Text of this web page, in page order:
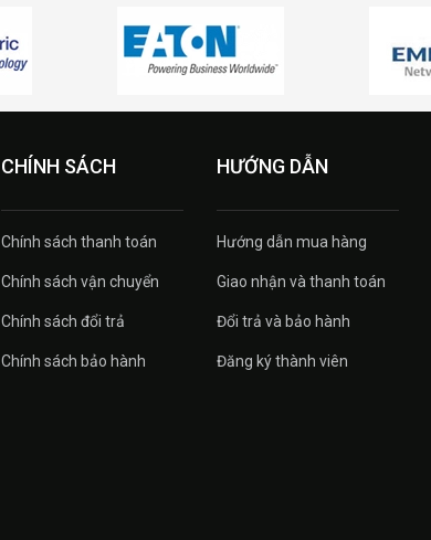
CHÍNH SÁCH
Chính sách thanh toán
Chính sách vận chuyển
Chính sách đổi trả
Chính sách bảo hành
HƯỚNG DẪN
Hướng dẫn mua hàng
Giao nhận và thanh toán
Đổi trả và bảo hành
Đăng ký thành viên